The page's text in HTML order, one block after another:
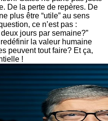
De la perte de repères. De
plus être “utile” au sens
ce n’est pas :
jours par semaine?”
la valeur humaine
peuvent tout faire? Et ça,
!